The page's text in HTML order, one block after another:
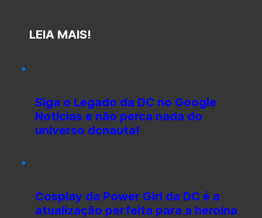
LEIA MAIS!
Siga o Legado da DC no Google
Notícias e não perca nada do
universo dcnauta!
Cosplay da Power Girl da DC é a
atualização perfeita para a heroína